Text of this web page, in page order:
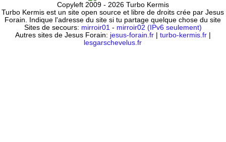
Copyleft 2009 - 2026 Turbo Kermis
Turbo Kermis est un site open source et libre de droits crée par Jesus
Forain. Indique l'adresse du site si tu partage quelque chose du site
Sites de secours: mirroir01 - mirroir02 (IPv6 seulement)
Autres sites de Jesus Forain: jesus-forain.fr| turbo-kermis.fr|
lesgarschevelus.fr